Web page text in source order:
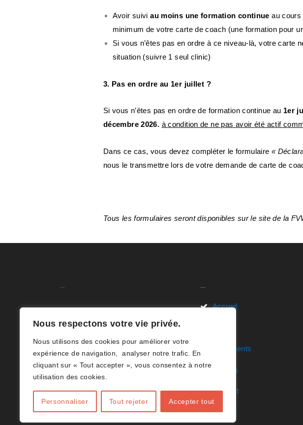
Nous respectons votre vie privée.
Nous utilisons des cookies pour améliorer votre
expérience de navigation, analyser notre trafic. En
cliquant sur « Tout accepter », vous consentez à notre
utilisation des cookies.
Personnaliser Tout rejeter Accepter tout
Avoir suiviau moins une formation continue au cours
minimum de votre carte de coach (une formation pour
Si vous n’êtes pas en ordre à ce niveau-là, votre carte
situation (suivre 1 seul clinic)
3. Pas en ordre au 1er juillet ?
Si vous n’êtes pas en ordre de formation continue au 1er
décembre 2026. à condition de ne pas avoir été actif
Dans ce cas, vous devez compléter le formulaire «
nous le transmettre lors de votre demande de carte de
Tous les formulaires seront disponibles sur le site de la
des Clubs de Volley-ball en Hainaut
(B)(ACHVB). Votre destination en
ligne dédiée à tout ce qui concerne
Accueil
Documents
Articles
Contact
Jeunes